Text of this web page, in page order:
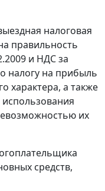
налоговая
правильность
и НДС за
налогу на прибыль
характера, а также
их
средств,